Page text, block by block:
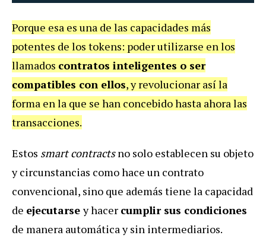
Porque esa es una de las capacidades más
potentes de los tokens: poder utilizarse en los
llamados contratos inteligentes o ser
compatibles con ellos, y revolucionar así la
forma en la que se han concebido hasta ahora las
transacciones.
Estos smart contractsno solo establecen su objeto
y circunstancias como hace un contrato
convencional, sino que además tiene la capacidad
de ejecutarsey hacer cumplir sus condiciones
de manera automática y sin intermediarios.